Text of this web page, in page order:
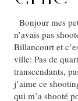
Bonjour mes
n’avais pas
Billancourt et
ville: Pas de
transcendants,
j’aime ce
qui m’a shooté